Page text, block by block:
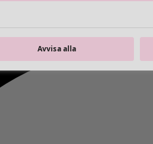
Avvisa alla